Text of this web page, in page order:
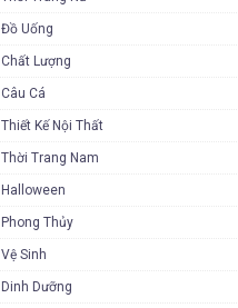
Đồ Uống
Chất Lượng
Câu Cá
Thiết Kế Nội Thất
Thời Trang Nam
Halloween
Phong Thủy
Vệ Sinh
Dinh Dưỡng